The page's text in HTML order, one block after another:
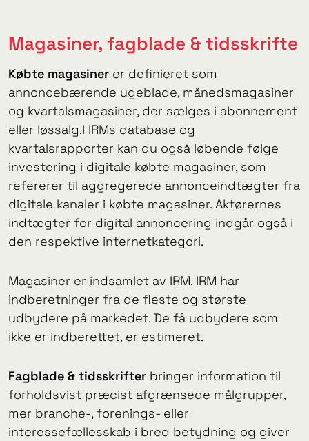
Magasiner, fagblade & tidsskrifte
Købte magasiner er definieret som
annoncebærende ugeblade, månedsmagasiner
og kvartalsmagasiner, der sælges i abonnement
eller løssalg.I IRMs database og
kvartalsrapporter kan du også løbende følge
investering i digitale købte magasiner, som
refererer til aggregerede annonceindtægter fra
digitale kanaler i købte magasiner. Aktørernes
indtægter for digital annoncering indgår også i
den respektive internetkategori.
Magasiner er indsamlet av IRM. IRM har
indberetninger fra de fleste og største
udbydere på markedet. De få udbydere som
ikke er indberettet, er estimeret.
Fagblade & tidsskrifter bringer information til
forholdsvist præcist afgrænsede målgrupper,
mer branche-, forenings- eller
interessefællesskab i bred betydning og giver